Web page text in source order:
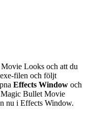
Looks och att du
filen och följt
Effects Window och
Bullet Movie
nu i Effects Window.